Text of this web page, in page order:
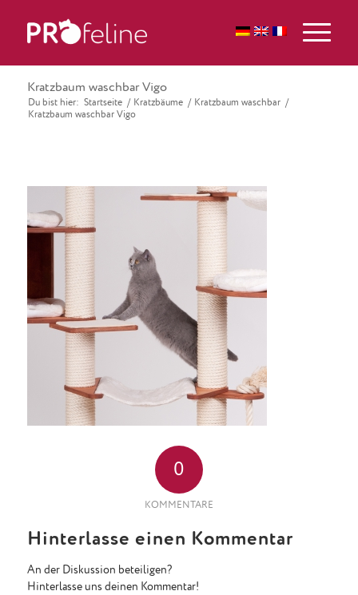
Kratzbaum waschbar Vigo
Du bist hier: Startseite / Kratzbäume / Kratzbaum waschbar /
Kratzbaum waschbar Vigo
0
KOMMENTARE
Hinterlasse einen Kommentar
An der Diskussion beteiligen?
Hinterlasse uns deinen Kommentar!